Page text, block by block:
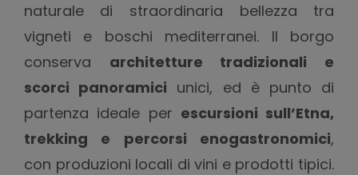
naturale di straordinaria bellezza tra
vigneti e boschi mediterranei. Il borgo
conserva architetture tradizionali e
scorci panoramici unici, ed è punto di
partenza ideale per escursioni sull’Etna,
trekking e percorsi enogastronomici,
con produzioni locali di vini e prodotti tipici.